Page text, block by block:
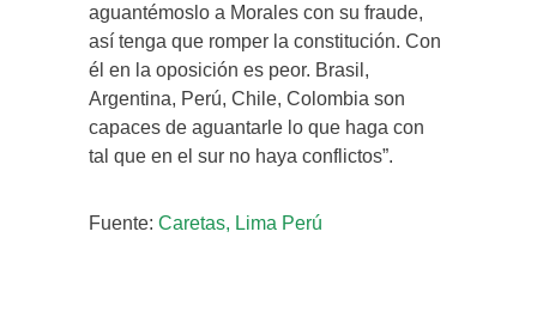
aguantémoslo a Morales con su fraude,
así tenga que romper la constitución. Con
él en la oposición es peor. Brasil,
Argentina, Perú, Chile, Colombia son
capaces de aguantarle lo que haga con
tal que en el sur no haya conflictos”.
Fuente: Caretas, Lima Perú